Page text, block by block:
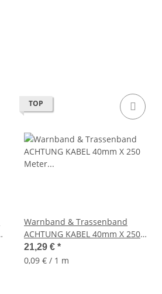
TOP
Warnband & Trassenband
ACHTUNG KABEL 40mm X 250
Meter (GELB)
21,29 € *
0,09 € / 1 m